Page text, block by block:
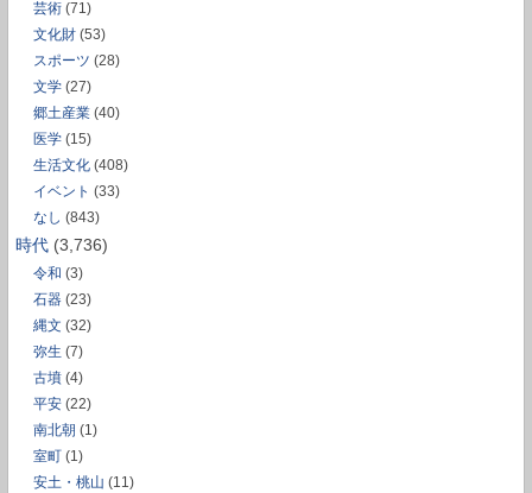
芸術 (71)
文化財 (53)
スポーツ (28)
文学 (27)
郷土産業 (40)
医学 (15)
生活文化 (408)
イベント (33)
なし (843)
時代 (3,736)
令和 (3)
石器 (23)
縄文 (32)
弥生 (7)
古墳 (4)
平安 (22)
南北朝 (1)
室町 (1)
安土・桃山 (11)